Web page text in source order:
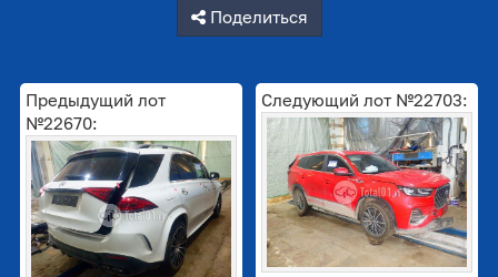
Поделиться
Предыдущий лот
№22670:
Следующий лот №22703: